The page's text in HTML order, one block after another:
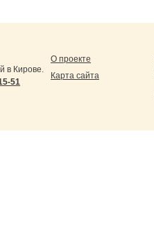
в Кирове.
51
О проекте
Карта сайта